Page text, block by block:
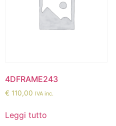
4DFRAME243
€ 110,00 IVA inc.
Leggi tutto